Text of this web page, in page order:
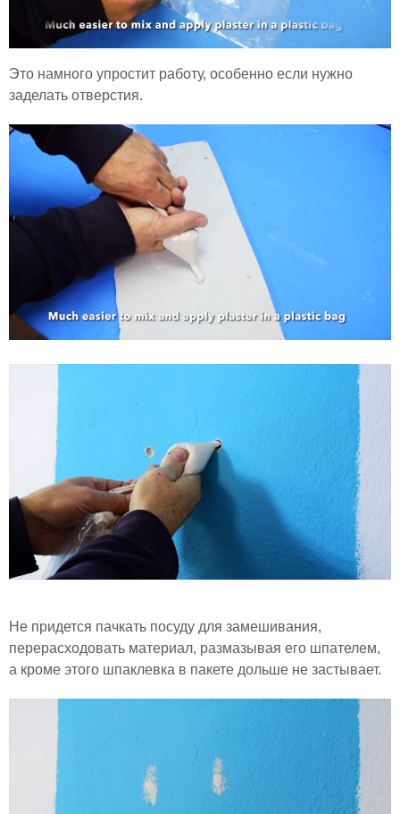
Это намного упростит работу, особенно если нужно
заделать отверстия.
Не придется пачкать посуду для замешивания,
перерасходовать материал, размазывая его шпателем,
а кроме этого шпаклевка в пакете дольше не застывает.